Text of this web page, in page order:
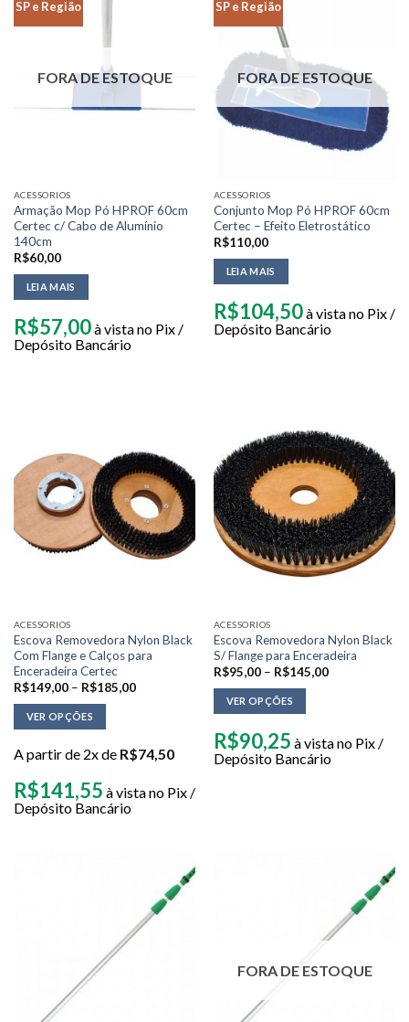
SP e Região
FORA DE ESTOQUE
ACESSORIOS
Armação Mop Pó HPROF 60cm
Certec c/ Cabo de Alumínio
140cm
R$60,00
LEIA MAIS
R$57,00à vista no Pix /
Depósito Bancário
SP e Região
FORA DE ESTOQUE
ACESSORIOS
Conjunto Mop Pó HPROF 60cm
Certec – Efeito Eletrostático
R$110,00
LEIA MAIS
R$104,50à vista no Pix /
Depósito Bancário
ACESSORIOS
Escova Removedora Nylon Black
Com Flange e Calços para
Enceradeira Certec
R$149,00– R$185,00
VER OPÇÕES
A partir de 2x de R$74,50
R$141,55 à vista no Pix /
Depósito Bancário
ACESSORIOS
Escova Removedora Nylon Black
S/ Flange para Enceradeira
R$95,00– R$145,00
VER OPÇÕES
R$90,25 à vista no Pix /
Depósito Bancário
FORA DE ESTOQUE